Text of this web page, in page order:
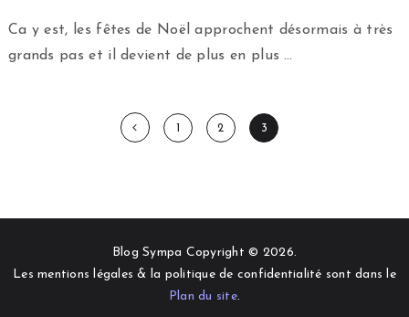
Ca y est, les fêtes de Noël approchent désormais à très
grands pas et il devient de plus en plus …
Pagination
publications
1 2 3
Blog Sympa Copyright © 2026.
Les mentions légales & la politique de confidentialité sont dans le
Plan du site.